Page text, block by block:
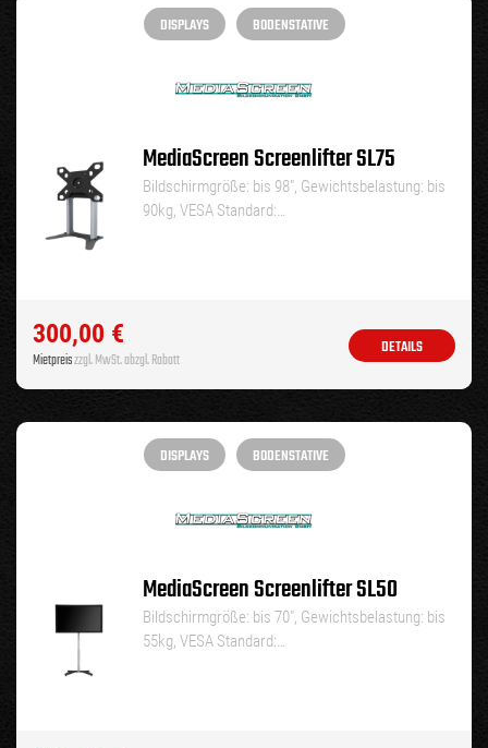
DISPLAYS BODENSTATIVE
MediaScreen Screenlifter SL75
Bildschirmgröße: bis 98″, Gewichtsbelastung: bis
90kg, VESA Standard:…
300,00 €
Mietpreiszzgl. MwSt. abzgl. Rabatt
DETAILS
DISPLAYS BODENSTATIVE
MediaScreen Screenlifter SL50
Bildschirmgröße: bis 70″, Gewichtsbelastung: bis
55kg, VESA Standard:…